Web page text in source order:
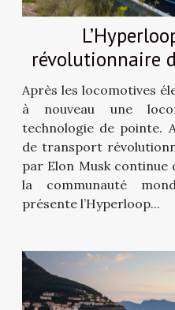
révolutionnaire
Après les locomotives
à nouveau une
technologie de pointe.
de transport
par Elon Musk continue
la communauté
présente l’Hyperloop...